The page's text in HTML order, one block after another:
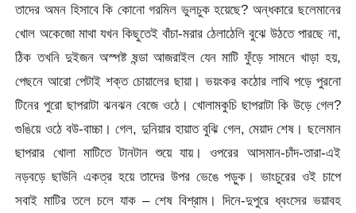
তাদের অমন হিসাবে কি কোনো গরমিল ভুলচুক হয়েছে? অন্ধকারে ছলেমানের
খোল অকেজো মাথা যখন কিছুতেই বাঁচা-মরার ঠেলাঠেলি বুঝে উঠতে পারছে না,
ঠিক তখনি দুইজন অস্পষ্ট ষন্ডা আজরাইল যেন মাটি ফুঁড়ে সামনে খাড়া হয়,
পেছনে আরো পেটাই শক্ত চোয়ালের ছায়া। ভয়ংকর কঠোর লাথি পড়ে পুরনো
টিনের পুরো ছাপরাটা ঝনঝন বেজে ওঠে। খোলামকুচি ছাপরাটা কি উড়ে গেল?
গুঙিয়ে ওঠে বউ-বাচ্চা। গেল, দুনিয়ার হায়াত বুঝি গেল, মেয়াদ শেষ। ছলেমান
ছাপরার খোলা মাটিতে টানটান শুয়ে যায়। ওপরের আসমান-চাঁদ-তারা-এই
নড়বড়ে ছাউনি একত্র হয়ে তাদের উপর ভেঙে পড়ুক। ভাংচুরের ওই চাপে
সবাই মাটির তলে চলে যাক – শেষ বিশ্রাম। দিনে-দুপুরে ধ্বংসের ভয়াবহ